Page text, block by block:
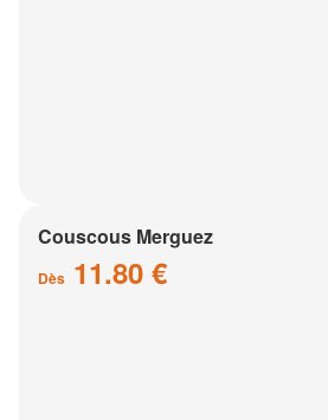
Couscous Merguez
Dès 11.80 €